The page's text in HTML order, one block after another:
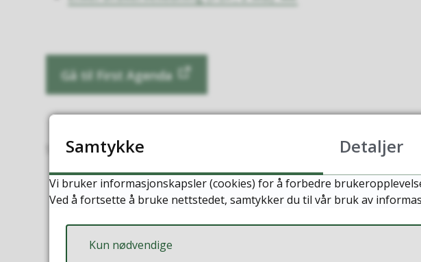
Gå til First Agenda
Sist endret 10.12.2025 10:00
Samtykke Detaljer
Vi bruker informasjonskapsler (cookies) for å forbedre
Ved å fortsette å bruke nettstedet, samtykker du til vår bruk av
Kun nødvendige